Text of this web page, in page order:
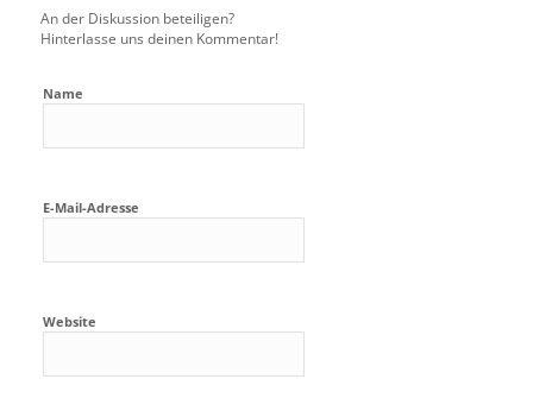
An der Diskussion beteiligen?
Hinterlasse uns deinen Kommentar!
Name
E-Mail-Adresse
Website